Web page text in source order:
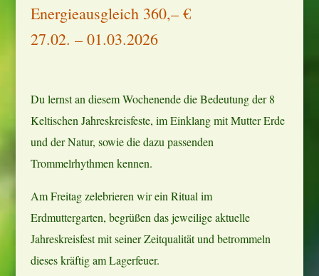
Energieausgleich 360,– €
27.02. – 01.03.2026
Du lernst an diesem Wochenende die Bedeutung der 8
Keltischen Jahreskreisfeste, im Einklang mit Mutter Erde
und der Natur, sowie die dazu passenden
Trommelrhythmen kennen.
Am Freitag zelebrieren wir ein Ritual im
Erdmuttergarten, begrüßen das jeweilige aktuelle
Jahreskreisfest mit seiner Zeitqualität und betrommeln
dieses kräftig am Lagerfeuer.